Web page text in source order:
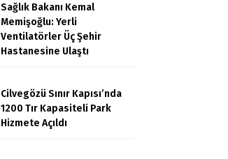
Sağlık Bakanı Kemal
Memişoğlu: Yerli
Ventilatörler Üç Şehir
Hastanesine Ulaştı
Cilvegözü Sınır Kapısı’nda
1200 Tır Kapasiteli Park
Hizmete Açıldı